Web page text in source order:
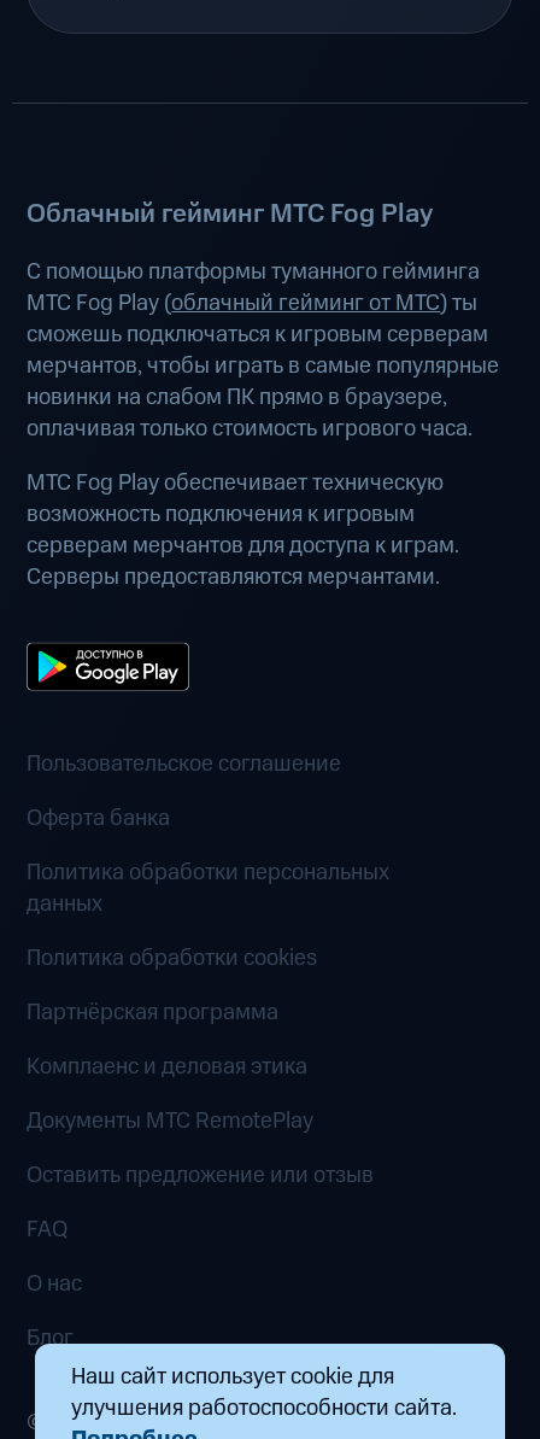
Наш сайт использует cookie для
улучшения работоспособности сайта.
Облачный гейминг МТС Fog Play
С помощью платформы туманного гейминга
МТС Fog Play (облачный гейминг от МТС) ты
сможешь подключаться к игровым серверам
мерчантов, чтобы играть в самые популярные
новинки на слабом ПК прямо в браузере,
оплачивая только стоимость игрового часа.
МТС Fog Play обеспечивает техническую
возможность подключения к игровым
серверам мерчантов для доступа к играм.
Серверы предоставляются мерчантами.
Пользовательское соглашение
Оферта банка
Политика обработки персональных
данных
Политика обработки cookies
Партнёрская программа
Комплаенс и деловая этика
Документы MTC RemotePlay
Оставить предложение или отзыв
FAQ
О нас
Блог
© 2026 ООО «Маркетплейс распределенных